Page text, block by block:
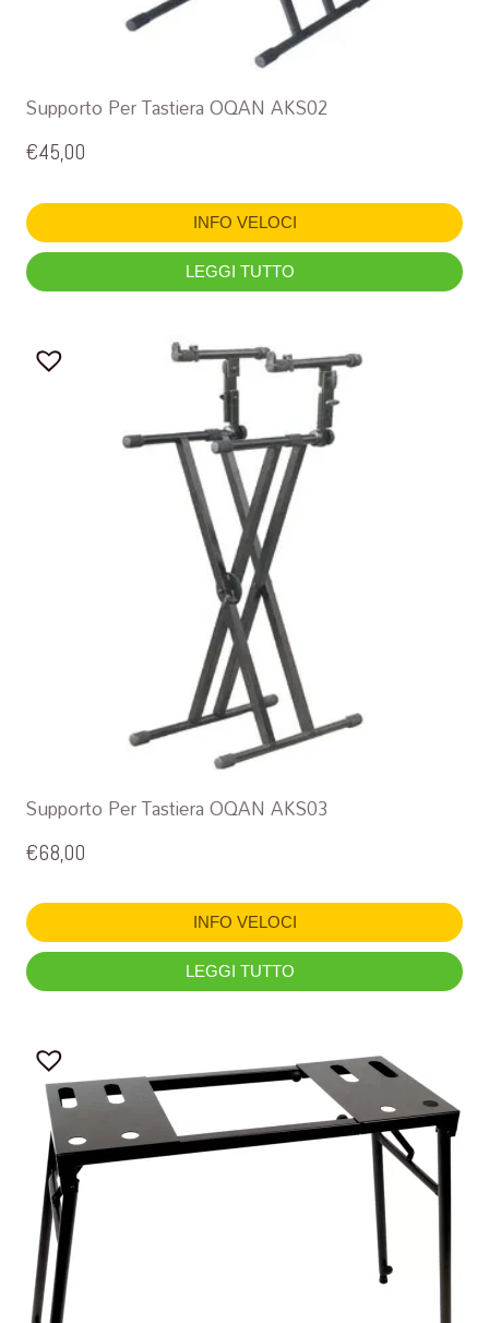
Supporto Per Tastiera OQAN AKS02
€45,00
INFO VELOCI
LEGGI TUTTO
Supporto Per Tastiera OQAN AKS03
€68,00
INFO VELOCI
LEGGI TUTTO